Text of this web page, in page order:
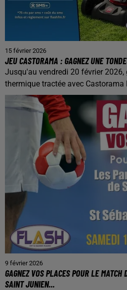
15 février 2026
JEU CASTORAMA : GAGNEZ UNE
Jusqu'au vendredi 20 février
thermique tractée avec Castorama
9 février 2026
GAGNEZ VOS PLACES POUR LE
SAINT JUNIEN...